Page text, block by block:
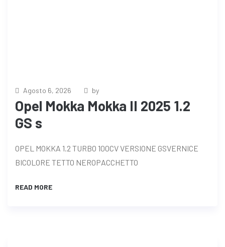
Agosto 6, 2026 by
Opel Mokka Mokka II 2025 1.2
GS s
OPEL MOKKA 1.2 TURBO 100CV VERSIONE GSVERNICE
BICOLORE TETTO NEROPACCHETTO
READ MORE